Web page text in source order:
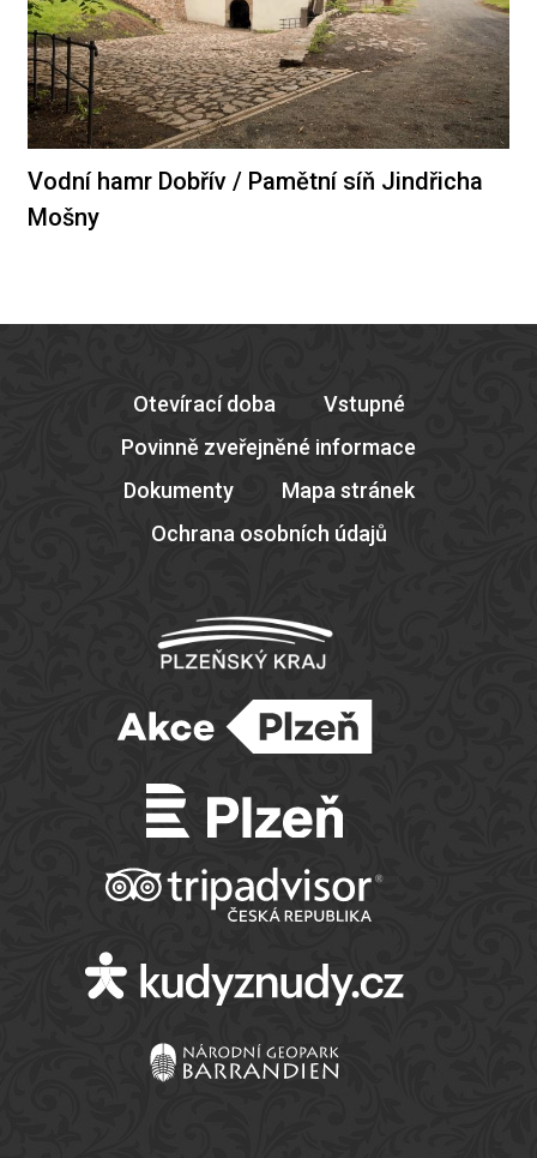
Vodní hamr Dobřív / Pamětní síň Jindřicha
Mošny
Otevírací doba
Vstupné
Povinně zveřejněné informace
Dokumenty
Mapa stránek
Ochrana osobních údajů